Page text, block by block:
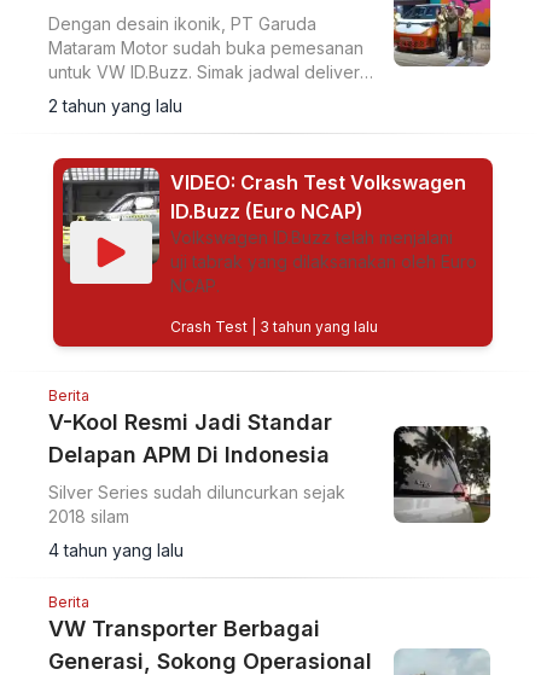
Dengan desain ikonik, PT Garuda
Mataram Motor sudah buka pemesanan
untuk VW ID.Buzz. Simak jadwal delivery
dan harganya.
2 tahun yang lalu
VIDEO: Crash Test Volkswagen
ID.Buzz (Euro NCAP)
Volkswagen ID.Buzz telah menjalani
uji tabrak yang dilaksanakan oleh Euro
NCAP.
Crash Test| 3 tahun yang lalu
Berita
V-Kool Resmi Jadi Standar
Delapan APM Di Indonesia
Silver Series sudah diluncurkan sejak
2018 silam
4 tahun yang lalu
Berita
VW Transporter Berbagai
Generasi, Sokong Operasional